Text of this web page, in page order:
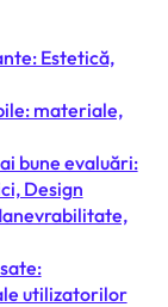
Estetică,
materiale,
bune evaluări:
Design
utilizatorilor